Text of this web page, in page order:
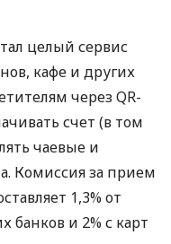
целый сервис
кафе и других
через QR-
счет (в том
чаевые и
Комиссия за прием
1,3% от
банков и 2% с карт